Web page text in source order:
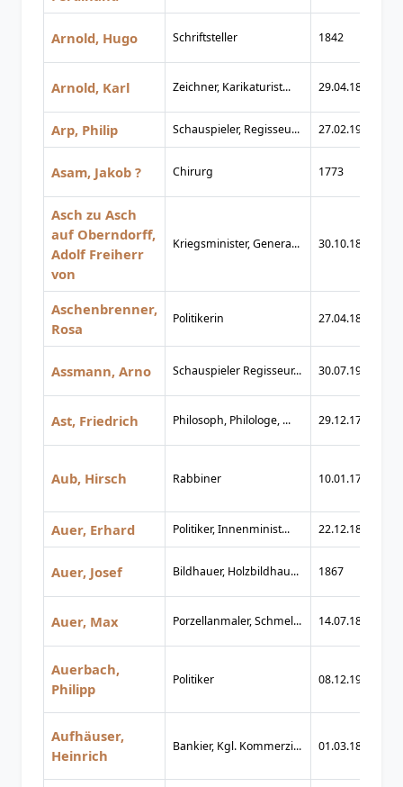
Arnold, Hugo Schriftsteller 1842
Arnold, Karl Zeichner, Karikaturist... 29.04.1883
Arp, Philip Schauspieler, Regisseu... 27.02.1929
Asam, Jakob ? Chirurg 1773
Asch zu Asch
auf Oberndorff,
Adolf Freiherr
von
Kriegsminister, Genera... 30.10.1839
Aschenbrenner,
Rosa
Politikerin 27.04.1885
Assmann, Arno Schauspieler Regisseur... 30.07.1908
Ast, Friedrich Philosoph, Philologe, ... 29.12.1778
Aub, Hirsch Rabbiner 10.01.1796
Auer, Erhard Politiker, Innenminist... 22.12.1874
Auer, Josef Bildhauer, Holzbildhau... 1867
Auer, Max Porzellanmaler, Schmel... 14.07.1805
Auerbach,
Philipp
Politiker 08.12.1906
Aufhäuser,
Heinrich
Bankier, Kgl. Kommerzi... 01.03.1842